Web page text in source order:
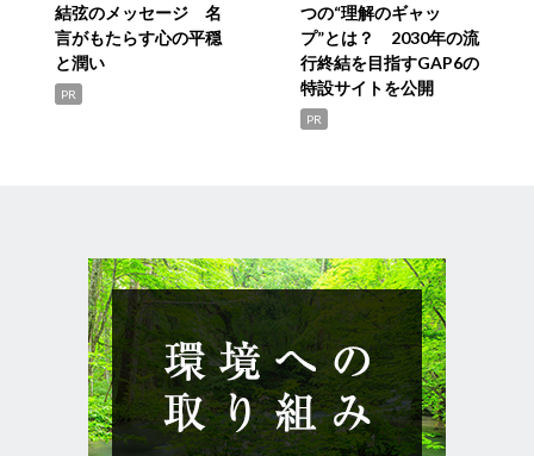
結弦のメッセージ 名
言がもたらす心の平穏
と潤い
PR
つの“理解のギャッ
プ”とは？ 2030年の流
行終結を目指すGAP6の
特設サイトを公開
PR